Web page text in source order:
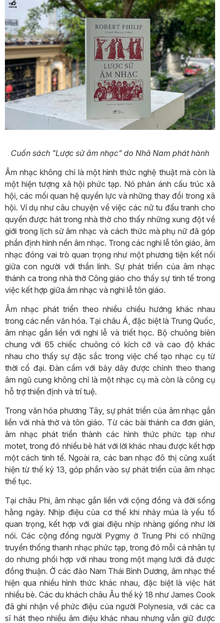
Cuốn sách "Lược sử âm nhạc" do Nhã Nam phát hành
Âm nhạc không chỉ là một hình thức nghệ thuật mà còn là
một hiện tượng xã hội phức tạp. Nó phản ánh cấu trúc xã
hội, các mối quan hệ quyền lực và những thay đổi trong xã
hội. Ví dụ như câu chuyện về việc các nữ tu đấu tranh cho
quyền được hát trong nhà thờ cho thấy những xung đột về
giới trong lịch sử âm nhạc và cách thức mà phụ nữ đã góp
phần định hình nền âm nhạc. Trong các nghi lễ tôn giáo, âm
nhạc đóng vai trò quan trọng như một phương tiện kết nối
giữa con người với thần linh. Sự phát triển của âm nhạc
thánh ca trong nhà thờ Công giáo cho thấy sự tinh tế trong
việc kết hợp giữa âm nhạc và nghi lễ tôn giáo.
Âm nhạc phát triển theo nhiều chiều hướng khác nhau
trong các nền văn hóa. Tại châu Á, đặc biệt là Trung Quốc,
âm nhạc gắn liền với nghi lễ và triết học. Bộ chuông biên
chung với 65 chiếc chuông có kích cỡ và cao độ khác
nhau cho thấy sự đặc sắc trong việc chế tạo nhạc cụ từ
thời cổ đại. Đàn cầm với bảy dây được chỉnh theo thang
âm ngũ cung không chỉ là một nhạc cụ mà còn là công cụ
hỗ trợ thiền định và trí tuệ.
Trong văn hóa phương Tây, sự phát triển của âm nhạc gắn
liền với nhà thờ và tôn giáo. Từ các bài thánh ca đơn giản,
âm nhạc phát triển thành các hình thức phức tạp như
motet, trong đó nhiều bè hát với lời khác nhau được kết hợp
một cách tinh tế. Ngoài ra, các ban nhạc đô thị cũng xuất
hiện từ thế kỷ 13, góp phần vào sự phát triển của âm nhạc
thế tục.
Tại châu Phi, âm nhạc gắn liền với cộng đồng và đời sống
hằng ngày. Nhịp điệu của cơ thể khi nhảy múa là yếu tố
quan trọng, kết hợp với giai điệu nhịp nhàng giống như lời
nói. Các cộng đồng người Pygmy ở Trung Phi có những
truyền thống thanh nhạc phức tạp, trong đó mỗi cá nhân tự
do nhưng phối hợp với nhau trong một mạng lưới đã được
đồng thuận. Ở các đảo Nam Thái Bình Dương, âm nhạc thể
hiện qua nhiều hình thức khác nhau, đặc biệt là việc hát
nhiều bè. Các du khách châu Âu thế kỷ 18 như James Cook
đã ghi nhận về phức điệu của người Polynesia, với các ca
sĩ hát theo nhiều âm điệu khác nhau nhưng vẫn giữ được